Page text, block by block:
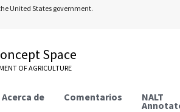
United States government.
Space
OF AGRICULTURE
Acerca de Comentarios NALT